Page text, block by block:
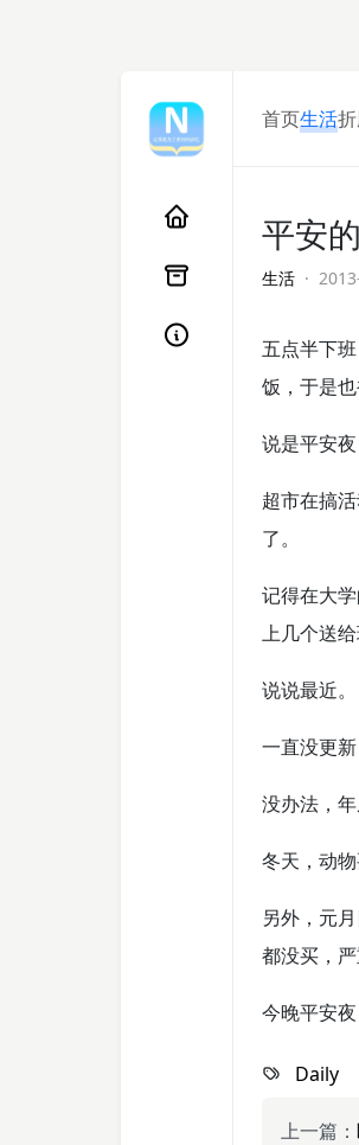
首页生活
平安
生活 ·
五点半下
饭，于是也
说是平安
超市在搞
了。
记得在大
上几个送
说说最近。
一直没更
没办法，
冬天，动
另外，元
都没买，
今晚平安
Daily
上一篇：